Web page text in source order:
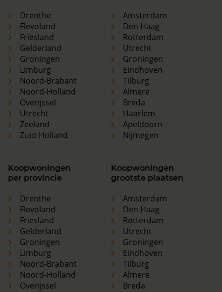
Drenthe
Flevoland
Friesland
Gelderland
Groningen
Limburg
Noord-Brabant
Noord-Holland
Overijssel
Utrecht
Zeeland
Zuid-Holland
Amsterdam
Den Haag
Rotterdam
Utrecht
Groningen
Eindhoven
Tilburg
Almere
Breda
Haarlem
Apeldoorn
Nijmegen
Koopwoningen
per provincie
Drenthe
Flevoland
Friesland
Gelderland
Groningen
Limburg
Noord-Brabant
Noord-Holland
Overijssel
Koopwoningen
grootste plaatsen
Amsterdam
Den Haag
Rotterdam
Utrecht
Groningen
Eindhoven
Tilburg
Almere
Breda